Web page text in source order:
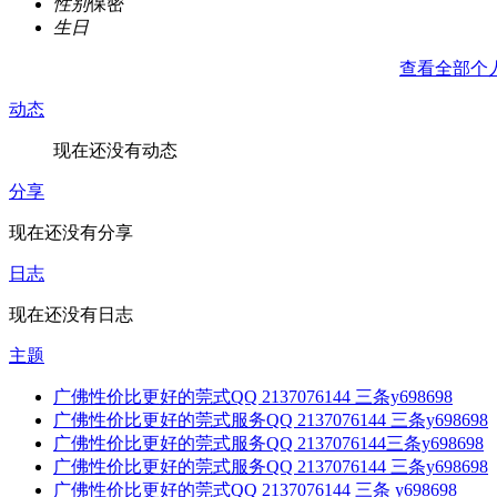
生日
查看全部个
动态
现在还没有动态
分享
现在还没有分享
日志
现在还没有日志
主题
广佛性价比更好的莞式QQ 2137076144 三条y698698
广佛性价比更好的莞式服务QQ 2137076144 三条y698698
广佛性价比更好的莞式服务QQ 2137076144三条y698698
广佛性价比更好的莞式服务QQ 2137076144 三条y698698
广佛性价比更好的莞式QQ 2137076144 三条 y698698